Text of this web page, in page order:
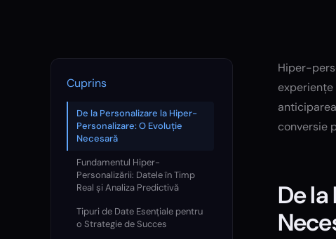
Cuprins
De la Personalizare la Hiper-
Personalizare: O Evoluție
Necesară
Fundamentul Hiper-
Personalizării: Datele în Timp
Real și Analiza Predictivă
Tipuri de Date Esențiale pentru
o Strategie de Succes
Hiper-
conversie
De